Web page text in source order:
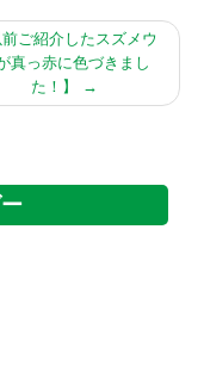
前ご紹介したスズメウ
真っ赤に色づきまし
た！】
→